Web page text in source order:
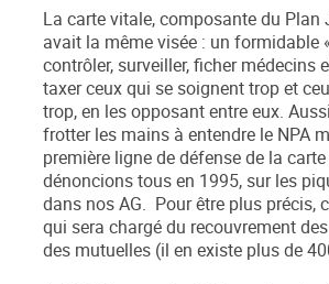
La carte vitale, composante du Plan
avait la même visée : un formidable
contrôler, surveiller, ficher médecins
taxer ceux qui se soignent trop et
trop, en les opposant entre eux.
frotter les mains à entendre le NPA
première ligne de défense de la
dénoncions tous en 1995, sur les
dans nos AG. Pour être plus précis,
qui sera chargé du recouvrement
des mutuelles (il en existe plus de